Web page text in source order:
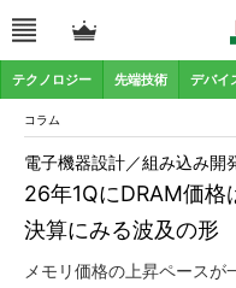
テクノロジー 先端技術 デバイ
コラム
26年1QにDRAM価
決算にみる波及の形
電子機器設計／組み込み開
メモリ価格の上昇ペース